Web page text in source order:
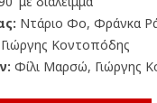
Ντάριο Φο, Φράνκα
Γιώργης Κοντοπόδης
Φίλι Μαρσώ, Γιώργης